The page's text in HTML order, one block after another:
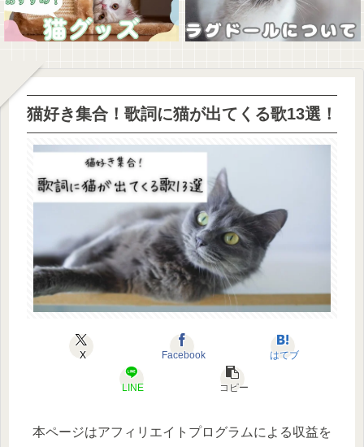
猫好き集合！歌詞に猫が出てくる歌13選！
X Facebook はてブ
LINE コピー
本ページはアフィリエイトプログラムによる収益を